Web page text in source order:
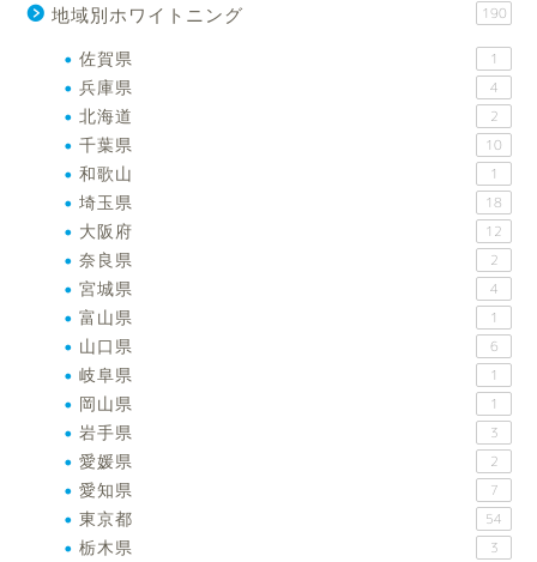
地域別ホワイトニング 190
佐賀県 1
兵庫県 4
北海道 2
千葉県 10
和歌山 1
埼玉県 18
大阪府 12
奈良県 2
宮城県 4
富山県 1
山口県 6
岐阜県 1
岡山県 1
岩手県 3
愛媛県 2
愛知県 7
東京都 54
栃木県 3